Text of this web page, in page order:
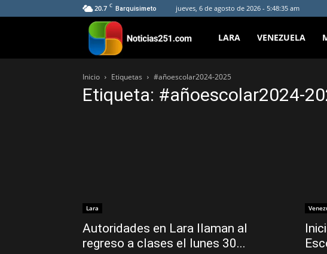
20.7 C Barquisimeto jueves, 6 de agosto de 2026 - 5:48:35 am
Noticias251
LARA VENEZUELA
Inicio Etiquetas #añoescolar2024-2025
Etiqueta: #añoescolar2024-
Lara
Autoridades en Lara llaman al
regreso a clases el lunes 30...